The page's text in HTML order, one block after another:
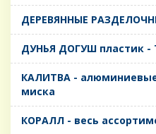
ДЕРЕВЯННЫЕ
ДУНЬЯ ДОГУШ пластик -
КАЛИТВА -
миска
КОРАЛЛ - весь